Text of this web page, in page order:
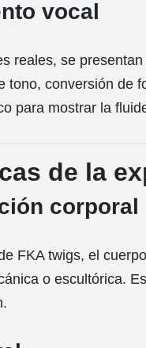
vocal
reales, se
tono, conversión de
para mostrar la
de la
corporal
FKA twigs, el
o escultórica.